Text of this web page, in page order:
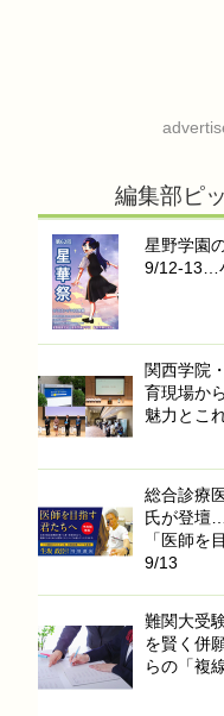
編集部ピ
星野学園
9/12-13…
関西学院
育現場か
魅力とこ
総合診療
氏が登壇
「医師を
9/13
難関大受
を賢く併
らの「複